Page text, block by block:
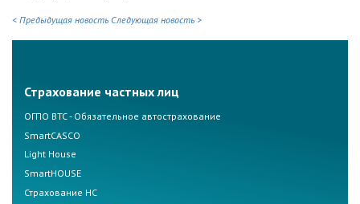
< Предыдущая новость Следующая новость >
Страхование частных лиц
ОГПО ВТС - Обязательное автострахование
SmartCASCO
Light House
SmartHOUSE
Страхование НС